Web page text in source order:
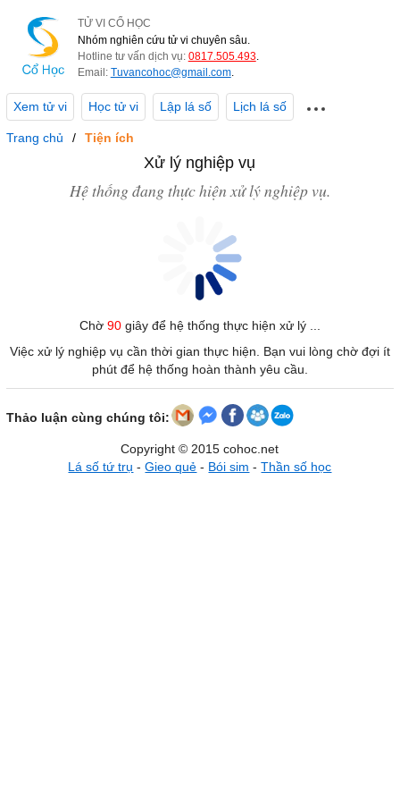
TỬ VI CỔ HỌC
Nhóm nghiên cứu tử vi chuyên sâu.
Hotline tư vấn dịch vụ: 0817.505.493.
Email: Tuvancohoc@gmail.com.
Xem tử vi Học tử vi Lập lá số Lịch lá số
Trang chủ Tiện ích
Xử lý nghiệp vụ
Hệ thống đang thực hiện xử lý nghiệp vụ.
Chờ 90giây để hệ thống thực hiện xử lý ...
Việc xử lý nghiệp vụ cần thời gian thực hiện. Bạn vui lòng chờ đợi ít
phút để hệ thống hoàn thành yêu cầu.
Thảo luận cùng chúng tôi:
Copyright © 2015 cohoc.net
Lá số tứ trụ -Gieo quẻ - Bói sim -Thần số học